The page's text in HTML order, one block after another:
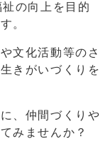
の向上を目的
。
文化活動等のさ
きがいづくりを
、仲間づくりや
みませんか？